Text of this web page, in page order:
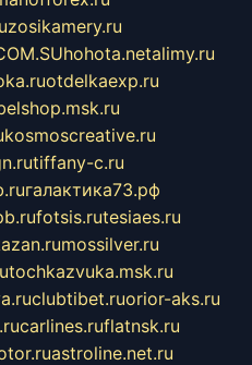
zosikamery.ru
hohota.netalimy.ru
otdelkaexp.ru
kosmoscreative.ru
tiffany-c.ru
галактика73.рф
fotsis.rutesiaes.ru
mossilver.ru
tochkazvuka.msk.ru
clubtibet.ruorior-aks.ru
carlines.ruflatnsk.ru
astroline.net.ru